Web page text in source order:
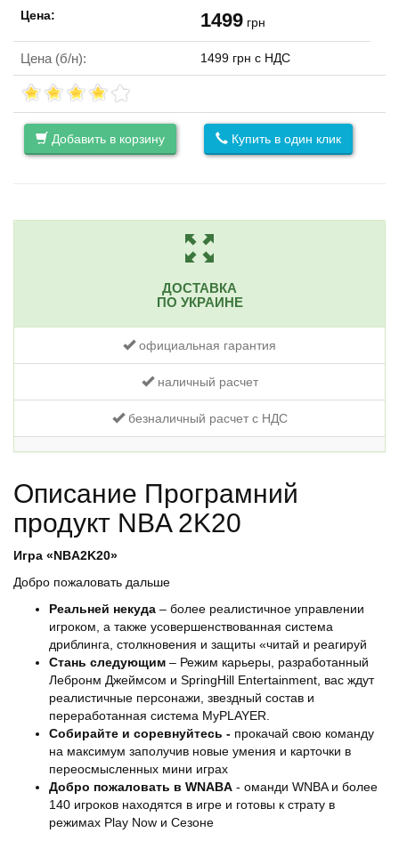
Цена: 1499 грн
Цена (б/н): 1499 грн с НДС
Добавить в корзину Купить в один клик
ДОСТАВКА
ПО УКРАИНЕ
официальная гарантия
наличный расчет
безналичный расчет с НДС
Описание Програмний
продукт NBA 2K20
Игра «NBA2K20»
Добро пожаловать дальше
Реальней некуда – более реалистичное управлении
игроком, а также усовершенствованная система
дриблинга, столкновения и защиты «читай и реагируй
Стань следующим – Режим карьеры, разработанный
Лебронм Джеймсом и SpringHill Entertainment, вас ждут
реалистичные персонажи, звездный состав и
переработанная система MyPLAYER.
Собирайте и соревнуйтесь - прокачай свою команду
на максимум заполучив новые умения и карточки в
переосмысленных мини играх
Добро пожаловать в WNABA - оманди WNBA и более
140 игроков находятся в игре и готовы к страту в
режимах Play Now и Сезоне